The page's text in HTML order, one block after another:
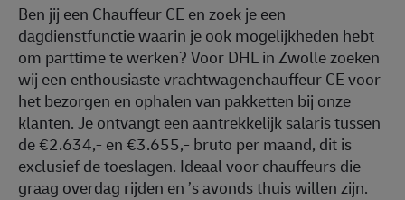
Ben jij een Chauffeur CE en zoek je een
dagdienstfunctie waarin je ook mogelijkheden hebt
om parttime te werken? Voor DHL in Zwolle zoeken
wij een enthousiaste vrachtwagenchauffeur CE voor
het bezorgen en ophalen van pakketten bij onze
klanten. Je ontvangt een aantrekkelijk salaris tussen
de €2.634,- en €3.655,- bruto per maand, dit is
exclusief de toeslagen. Ideaal voor chauffeurs die
graag overdag rijden en ’s avonds thuis willen zijn.